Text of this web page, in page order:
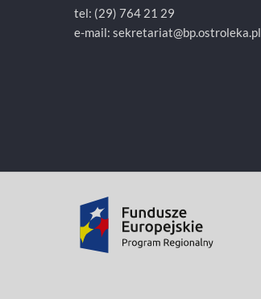
tel: (29) 764 21 29
e-mail: sekretariat@bp.ostroleka.pl